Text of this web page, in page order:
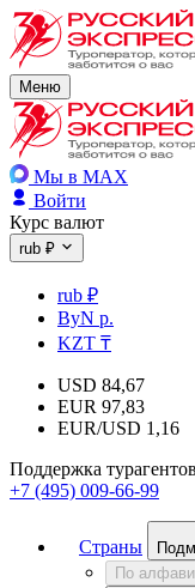
Меню
Мы в MAX
Войти
Курс валют
rub ₽
rub ₽
ByN р.
KZT ₸
USD 84,67
EUR 97,83
EUR/USD 1,16
Поддержка
+7 (495) 009-66-99
Страны
По